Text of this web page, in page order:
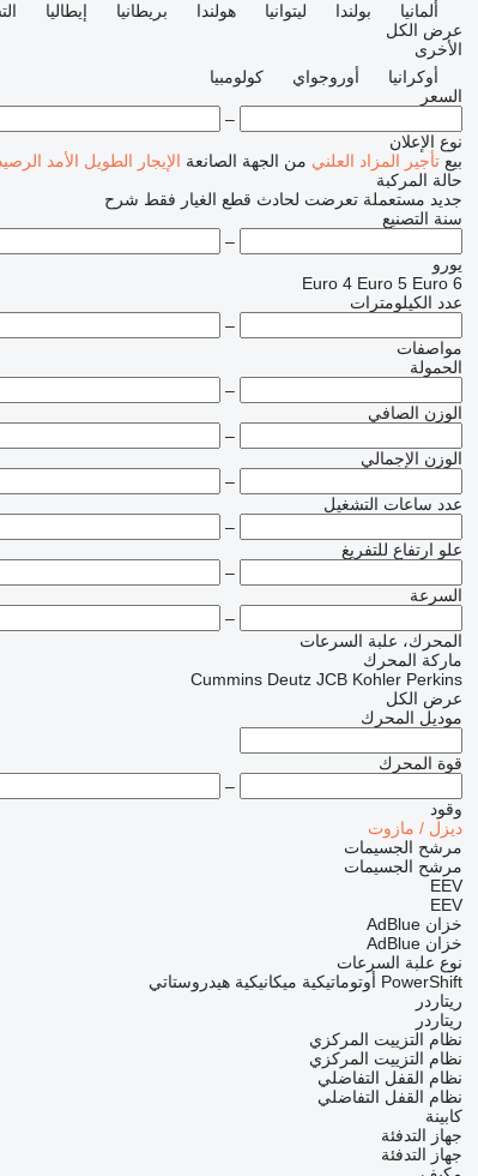
ألمانيا
بولندا ليتوانيا هولندا بريطانيا إيطاليا
عرض الكل
الأخرى
أوكرانيا
أوروجواي
كولومبيا
السعر
–
نوع الإعلان
بيع تأجير المزاد العلني من الجهة الصانعة الإيجار الطويل الأمد
حالة المركبة
جديد مستعملة تعرضت لحادث قطع الغيار فقط شرح
سنة التصنيع
–
يورو
Euro 4 Euro 5 Euro 6
عدد الكيلومترات
–
مواصفات
الحمولة
–
الوزن الصافي
–
الوزن الإجمالي
–
عدد ساعات التشغيل
–
علو ارتفاع للتفريغ
–
السرعة
–
المحرك، علبة السرعات
ماركة المحرك
Cummins Deutz JCB Kohler Perkins
عرض الكل
موديل المحرك
قوة المحرك
–
وقود
ديزل / مازوت
مرشح الجسيمات
مرشح الجسيمات
EEV
EEV
خزان AdBlue
خزان AdBlue
نوع علبة السرعات
PowerShift أوتوماتيكية ميكانيكية هيدروستاتي
ريتاردر
ريتاردر
نظام التزييت المركزي
نظام التزييت المركزي
نظام القفل التفاضلي
نظام القفل التفاضلي
كابينة
جهاز التدفئة
جهاز التدفئة